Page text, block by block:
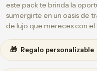
este pack te brinda la
sumergirte en un oasis de
de lujo que mereces con el
🎁 Regalo personalizable